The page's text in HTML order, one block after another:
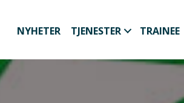
NYHETER TJENESTER TRAINEE